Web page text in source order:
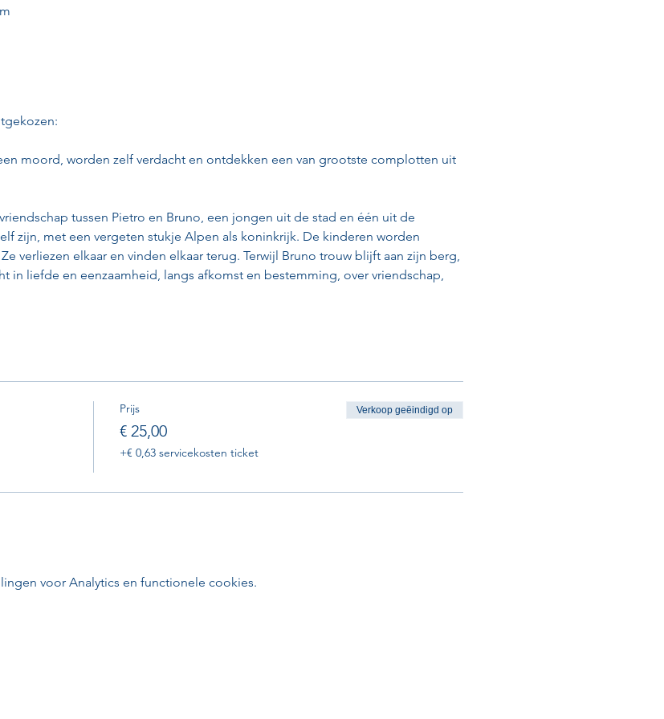
moord, worden zelf verdacht en ontdekken een van grootste complotten uit
tussen Pietro en Bruno, een jongen uit de stad en één uit de
zijn, met een vergeten stukje Alpen als koninkrijk. De kinderen worden
verliezen elkaar en vinden elkaar terug. Terwijl Bruno trouw blijft aan zijn berg,
in liefde en eenzaamheid, langs afkomst en bestemming, over vriendschap,
Prijs
€ 25,00
+€ 0,63 servicekosten ticket
Verkoop geëindigd op
voor Analytics en functionele cookies.